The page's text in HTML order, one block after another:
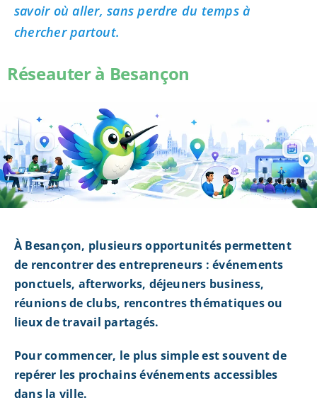
savoir où aller, sans perdre du temps à
chercher partout.
Réseauter à Besançon
À Besançon, plusieurs opportunités permettent
de rencontrer des entrepreneurs : événements
ponctuels, afterworks, déjeuners business,
réunions de clubs, rencontres thématiques ou
lieux de travail partagés.
Pour commencer, le plus simple est souvent de
repérer les prochains événements accessibles
dans la ville.